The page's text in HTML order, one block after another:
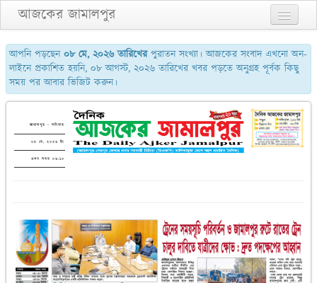
আজকের জামালপুর
প্রথম পাতা
২য় পাতা
৩য় পাতা
শেষের পাতা
আমাদের সম্পর্কে
পুরাতন সংখ্যা
আপনি পড়ছেন০৮ মে, ২০২৬ তারিখেরপুরাতন সংখ্যা। আজকের সংবাদ এখনো অন-
লাইনে প্রকাশিত হয়নি, ০৮ আগস্ট, ২০২৬ তারিখের খবর পড়তে অনুগ্রহ পূর্বক কিছু
সময় পর আবার ভিজিট করুন।
জামালপুর - শনিবার
০৮ মে, ২০২৬ ইং
এখন সময় ০৬:১০